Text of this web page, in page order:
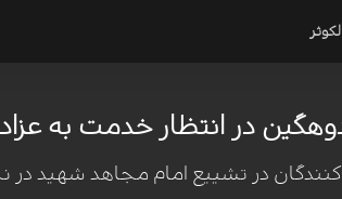
در انتظار خدمت به
در تشییع امام مجاهد شهید